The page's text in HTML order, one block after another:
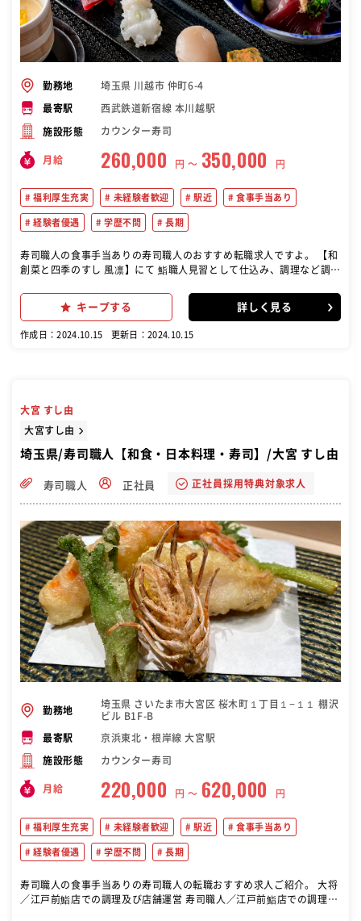
勤務地 埼玉県 川越市 仲町6-4
最寄駅 西武鉄道新宿線 本川越駅
施設形態 カウンター寿司
月給 260,000 円 〜 350,000 円
福利厚生充実 未経験者歓迎 駅近 食事手当あり
経験者優遇 学歴不問 長期
寿司職人の食事手当ありの寿司職人のおすすめ転職求人ですよ。 【和
創菜と四季のすし 風凛】にて 鮨職人見習として仕込み、調理など調理
キープする 詳しく見る
作成日：2024.10.15 更新日：2024.10.15
大宮 すし由
大宮すし由
埼玉県/寿司職人【和食・日本料理・寿司】/大宮 すし由
寿司職人 正社員 正社員採用特典対象求人
勤務地
埼玉県 さいたま市大宮区 桜木町１丁目１−１１ 棚沢
ビル B1F-B
最寄駅 京浜東北・根岸線 大宮駅
施設形態 カウンター寿司
月給 220,000 円 〜 620,000 円
福利厚生充実 未経験者歓迎 駅近 食事手当あり
経験者優遇 学歴不問 長期
寿司職人の食事手当ありの寿司職人の転職おすすめ求人ご紹介。 大将
／江戸前鮨店での調理及び店舗運営 寿司職人／江戸前鮨店での調理及